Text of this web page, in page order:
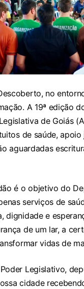
no
A 19ª edição
de Goiás
de saúde,
aguardadas
é o objetivo do
serviços de
dignidade e
de um lar, a
vidas de
Legislativo,
cidade